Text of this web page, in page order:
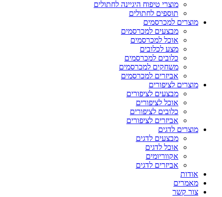
מוצרי טיפוח היגיינה לחתולים
תוספים לחתולים
מוצרים למכרסמים
מבצעים למכרסמים
אוכל למכרסמים
מצע לכלובים
כלובים למכרסמים
משחקים למכרסמים
אביזרים למכרסמים
מוצרים לציפורים
מבצעים לציפורים
אוכל לציפורים
כלובים לציפורים
אביזרים לציפורים
מוצרים לדגים
מבצעים לדגים
אוכל לדגים
אקווריומים
אביזרים לדגים
אודות
מאמרים
צור קשר